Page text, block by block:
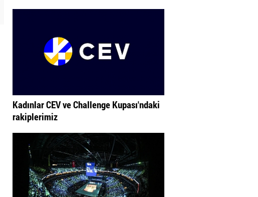
Kadınlar CEV ve Challenge Kupası'ndaki
rakiplerimiz